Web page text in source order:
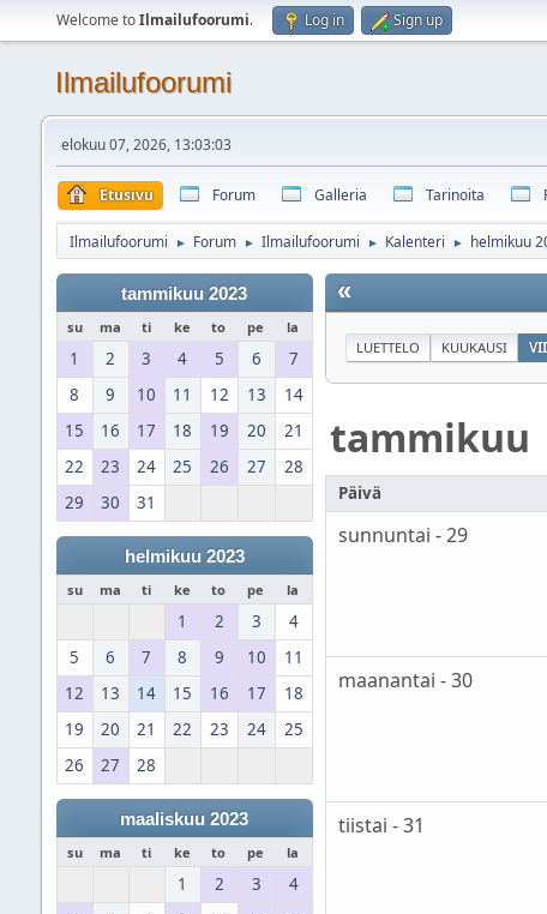
Welcome toIlmailufoorumi. Log in Sign up
Ilmailufoorumi
elokuu 07, 2026, 13:03:03
Etusivu Forum Galleria Tarinoita
Ilmailufoorumi ► Forum ► Ilmailufoorumi ► Kalenteri ► helmikuu
tammikuu 2023
su ma ti ke to pe la
1 2 3 4 5 6
7
8
9 10 11 12 13
14
15
16 17 18 19 20
21
22
23 24 25 26 27
28
29
30 31
helmikuu 2023
su ma ti ke to pe la
1 2 3
4
5
6 7 8 9 10
11
12
13 14 15 16 17
18
19
20 21 22 23 24
25
26
27 28
maaliskuu 2023
su ma ti ke to pe la
1 2 3
4
«
LUETTELO KUUKAUSI
tammikuu
Päivä
sunnuntai - 29
maanantai - 30
tiistai - 31